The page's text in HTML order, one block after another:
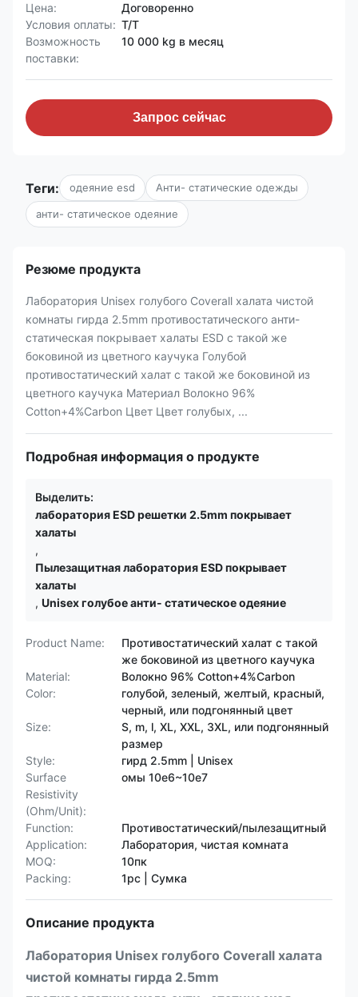
Цена:
Договоренно
Условия оплаты: T/T
Возможность
поставки:
10 000 kg в месяц
Запрос сейчас
Теги: одеяние esd Анти- статические одежды
анти- статическое одеяние
Резюме продукта
Лаборатория Unisex голубого Coverall халата чистой
комнаты гирда 2.5mm противостатического анти-
статическая покрывает халаты ESD с такой же
боковиной из цветного каучука Голубой
противостатический халат с такой же боковиной из
цветного каучука Материал Волокно 96%
Cotton+4%Carbon Цвет Цвет голубых, ...
Подробная информация о продукте
Выделить:
лаборатория ESD решетки 2.5mm покрывает
халаты
,
Пылезащитная лаборатория ESD покрывает
халаты
, Unisex голубое анти- статическое одеяние
Product Name:
Противостатический халат с такой
же боковиной из цветного каучука
Material:
Волокно 96% Cotton+4%Carbon
Color:
голубой, зеленый, желтый, красный,
черный, или подгонянный цвет
Size:
S, m, l, XL, XXL, 3XL, или подгонянный
размер
Style:
гирд 2.5mm | Unisex
Surface
Resistivity
(Ohm/Unit):
омы 10e6~10e7
Function:
Противостатический/пылезащитный
Application:
Лаборатория, чистая комната
MOQ:
10пк
Packing:
1pc | Сумка
Описание продукта
Лаборатория Unisex голубого Coverall халата
чистой комнаты гирда 2.5mm